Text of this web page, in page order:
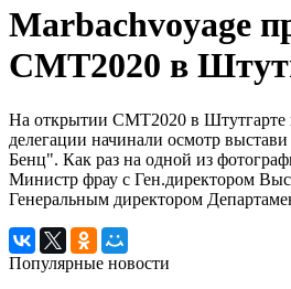
Marbachvoyage
СМТ2020 в
На открытии СМТ2020 в Штутгарте
делегации начинали осмотр
Бенц". Как раз на одной из
Министр фрау с Ген.директором
Генеральным директором
Популярные новости